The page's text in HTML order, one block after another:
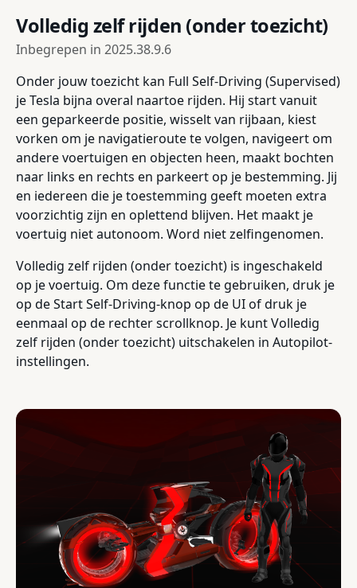
Volledig zelf rijden (onder toezicht)
Inbegrepen in 2025.38.9.6
Onder jouw toezicht kan Full Self-Driving (Supervised)
je Tesla bijna overal naartoe rijden. Hij start vanuit
een geparkeerde positie, wisselt van rijbaan, kiest
vorken om je navigatieroute te volgen, navigeert om
andere voertuigen en objecten heen, maakt bochten
naar links en rechts en parkeert op je bestemming. Jij
en iedereen die je toestemming geeft moeten extra
voorzichtig zijn en oplettend blijven. Het maakt je
voertuig niet autonoom. Word niet zelfingenomen.
Volledig zelf rijden (onder toezicht) is ingeschakeld
op je voertuig. Om deze functie te gebruiken, druk je
op de Start Self-Driving-knop op de UI of druk je
eenmaal op de rechter scrollknop. Je kunt Volledig
zelf rijden (onder toezicht) uitschakelen in Autopilot-
instellingen.